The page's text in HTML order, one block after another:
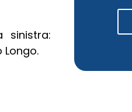
sinistra:
Longo.